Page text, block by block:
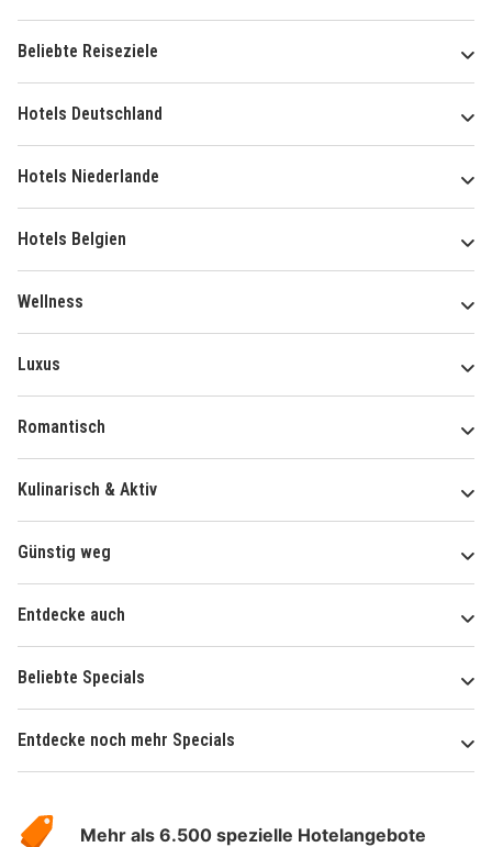
Beliebte Reiseziele
Hotels Deutschland
Hotels Niederlande
Hotels Belgien
Wellness
Luxus
Romantisch
Kulinarisch & Aktiv
Günstig weg
Entdecke auch
Beliebte Specials
Entdecke noch mehr Specials
Hotelspecials
Mehr als 6.500 spezielle Hotelangebote